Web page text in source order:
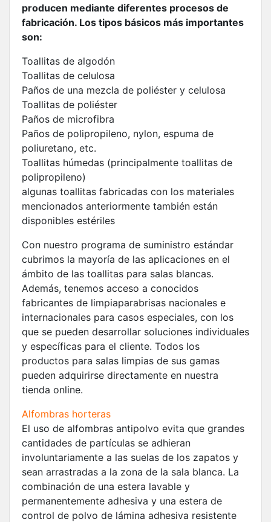
producen mediante diferentes procesos de
fabricación. Los tipos básicos más importantes
son:
Toallitas de algodón
Toallitas de celulosa
Paños de una mezcla de poliéster y celulosa
Toallitas de poliéster
Paños de microfibra
Paños de polipropileno, nylon, espuma de
poliuretano, etc.
Toallitas húmedas (principalmente toallitas de
polipropileno)
algunas toallitas fabricadas con los materiales
mencionados anteriormente también están
disponibles estériles
Con nuestro programa de suministro estándar
cubrimos la mayoría de las aplicaciones en el
ámbito de las toallitas para salas blancas.
Además, tenemos acceso a conocidos
fabricantes de limpiaparabrisas nacionales e
internacionales para casos especiales, con los
que se pueden desarrollar soluciones individuales
y específicas para el cliente. Todos los
productos para salas limpias de sus gamas
pueden adquirirse directamente en nuestra
tienda online.
Alfombras horteras
El uso de alfombras antipolvo evita que grandes
cantidades de partículas se adhieran
involuntariamente a las suelas de los zapatos y
sean arrastradas a la zona de la sala blanca. La
combinación de una estera lavable y
permanentemente adhesiva y una estera de
control de polvo de lámina adhesiva resistente